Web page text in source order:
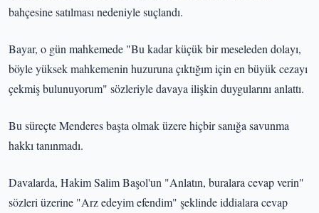
bahçesine satılması nedeniyle suçlandı.
Bayar, o gün mahkemede "Bu kadar küçük bir meseleden dolayı,
böyle yüksek mahkemenin huzuruna çıktığım için en büyük cezayı
çekmiş bulunuyorum" sözleriyle davaya ilişkin duygularını anlattı.
Bu süreçte Menderes başta olmak üzere hiçbir sanığa savunma
hakkı tanınmadı.
Davalarda, Hakim Salim Başol'un "Anlatın, buralara cevap verin"
sözleri üzerine "Arz edeyim efendim" şeklinde iddialara cevap